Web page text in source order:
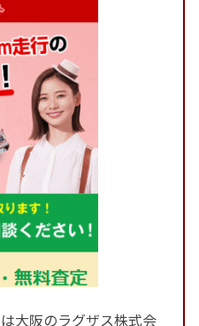
大阪のラグザス株式会